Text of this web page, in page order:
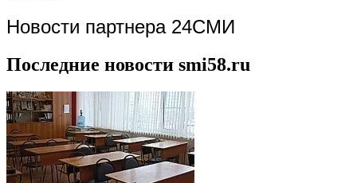
Новости партнера 24СМИ
Последние новости smi58.ru